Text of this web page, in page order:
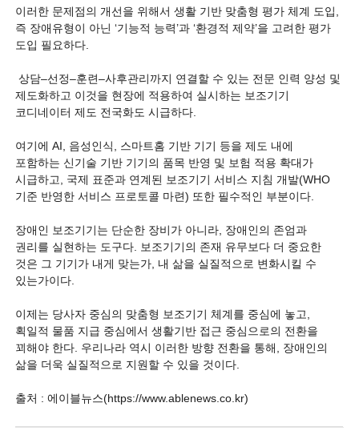
이러한 문제점의 개선을 위해서 생활 기반 맞춤형 평가 체계 도입,
즉 장애유형이 아닌 ‘기능적 능력’과 ‘환경적 제약’을 고려한 평가
도입 필요하다.
상담–선정–훈련–사후관리까지 연결할 수 있는 전문 인력 양성 및
제도화하고 이것을 현장에 적용하여 실시하는 보조기기
코디네이터 제도 전국화도 시급하다.
여기에 AI, 음성인식, 스마트홈 기반 기기 등을 제도 내에
포함하는 신기술 기반 기기의 품목 반영 및 보험 적용 확대가
시급하고, 국제 표준과 연계된 보조기기 서비스 지침 개발(WHO
기준 반영한 서비스 프로토콜 마련) 또한 필수적인 부분이다.
장애인 보조기기는 단순한 장비가 아니라, 장애인의 존엄과
권리를 실현하는 도구다. 보조기기의 존재 유무보다 더 중요한
것은 그 기기가 내게 맞는가, 내 삶을 실질적으로 변화시킬 수
있는가이다.
이제는 당사자 중심의 맞춤형 보조기기 체계를 중심에 놓고,
획일적 물품 지급 중심에서 생활기반 접근 중심으로의 전환을
꾀해야 한다. 우리나라 역시 이러한 방향 전환을 통해, 장애인의
삶을 더욱 실질적으로 지원할 수 있을 것이다.
출처 : 에이블뉴스(https://www.ablenews.co.kr)